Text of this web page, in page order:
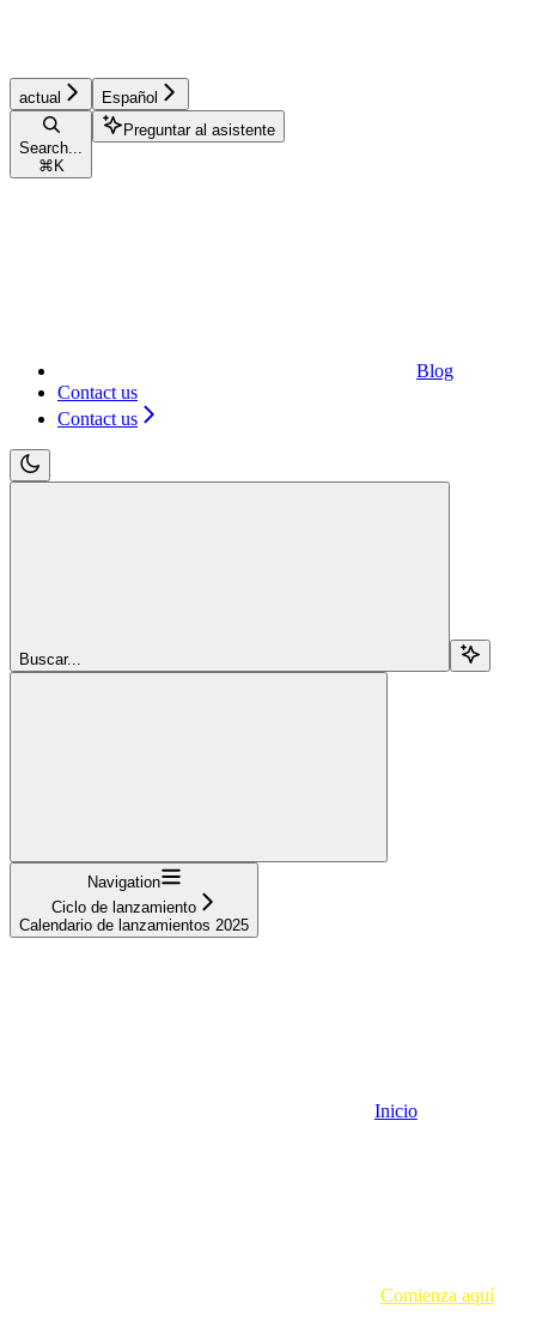
actual Español
Search...
⌘ K
Preguntar al asistente
Blog
Contact us
Contact us
Buscar...
Navigation
Ciclo de lanzamiento
Calendario de lanzamientos 2025
Inicio
Comienza aquí